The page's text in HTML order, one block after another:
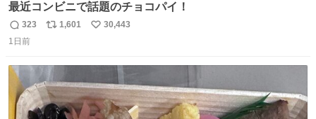
最近コンビニで話題のチョコパイ！
返
信
323
リ
ト
数
1,601
い
30,443
1日前